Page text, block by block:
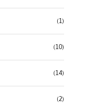
(1)
(10)
(14)
(2)